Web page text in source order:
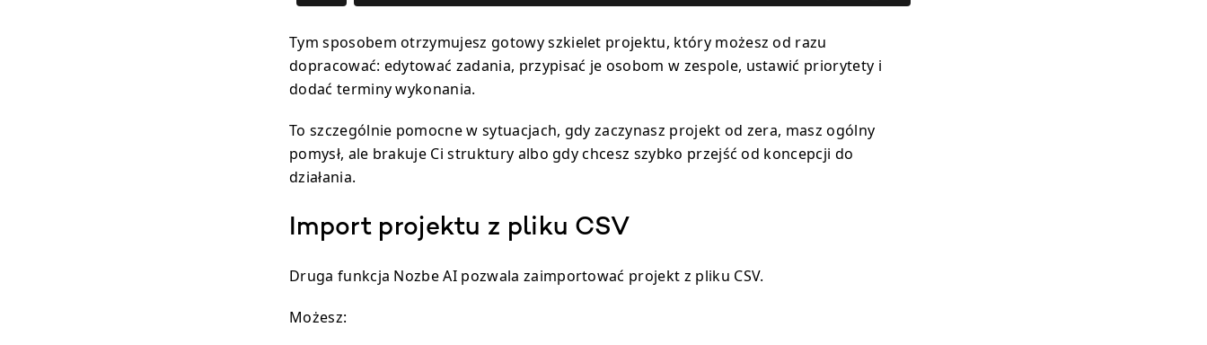
Tym sposobem otrzymujesz gotowy szkielet projektu, który możesz od razu
dopracować: edytować zadania, przypisać je osobom w zespole, ustawić priorytety i
dodać terminy wykonania.
To szczególnie pomocne w sytuacjach, gdy zaczynasz projekt od zera, masz ogólny
pomysł, ale brakuje Ci struktury albo gdy chcesz szybko przejść od koncepcji do
działania.
Import projektu z pliku CSV
Druga funkcja Nozbe AI pozwala zaimportować projekt z pliku CSV.
Możesz: